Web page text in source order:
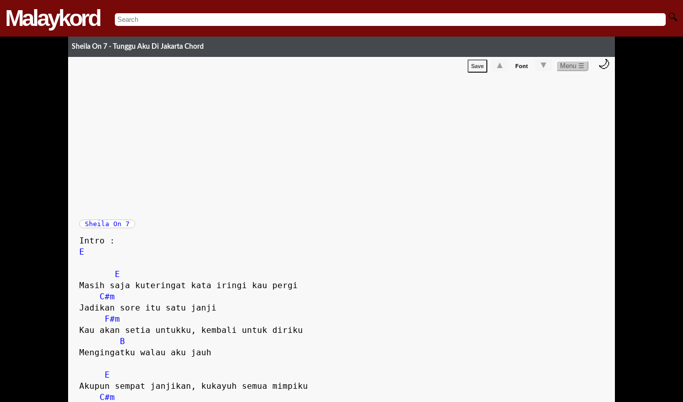
Malaykord 🔍
Sheila On 7 - Tunggu Aku Di Jakarta Chord
Save ▲ Font ▼ Menu ☰ 🌙
Sheila On 7
Intro :
E
E
Masih saja kuteringat kata iringi kau pergi
C#m
Jadikan sore itu satu janji
F#m
Kau akan setia untukku, kembali untuk diriku
B
Mengingatku walau aku jauh
E
Akupun sempat janjikan, kukayuh semua mimpiku
C#m